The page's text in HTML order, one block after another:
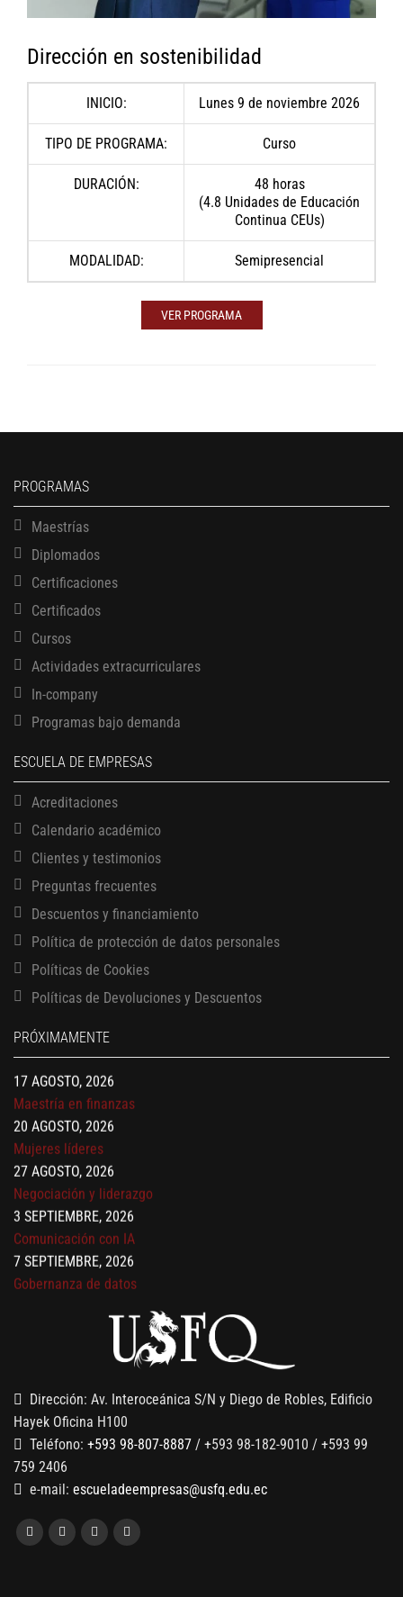
Dirección en sostenibilidad
INICIO: Lunes 9 de noviembre 2026
TIPO DE PROGRAMA: Curso
DURACIÓN:
48 horas
(4.8 Unidades de Educación
Continua CEUs)
MODALIDAD: Semipresencial
VER PROGRAMA
PROGRAMAS
Maestrías
Diplomados
Certificaciones
Certificados
Cursos
Actividades extracurriculares
In-company
Programas bajo demanda
ESCUELA DE EMPRESAS
Acreditaciones
Calendario académico
Clientes y testimonios
Preguntas frecuentes
Descuentos y financiamiento
Política de protección de datos personales
Políticas de Cookies
Políticas de Devoluciones y Descuentos
PRÓXIMAMENTE
13 AGOSTO, 2026
Finanzas para no financieros
17 AGOSTO, 2026
Gerencia de empresas familiares
17 AGOSTO, 2026
Maestría en administración de empresas – MBA
17 AGOSTO, 2026
Maestría en finanzas
20 AGOSTO, 2026
Mujeres líderes
27 AGOSTO, 2026
Negociación y liderazgo
3 SEPTIEMBRE, 2026
Comunicación con IA
7 SEPTIEMBRE, 2026
Gobernanza de datos
Finanzas para no financieros
Dirección: Av. Interoceánica S/N y Diego de Robles, Edificio
Hayek Oficina H100
Teléfono: +593 98-807-8887 / +593 98-182-9010 / +593 99
759 2406
e-mail: escueladeempresas@usfq.edu.ec